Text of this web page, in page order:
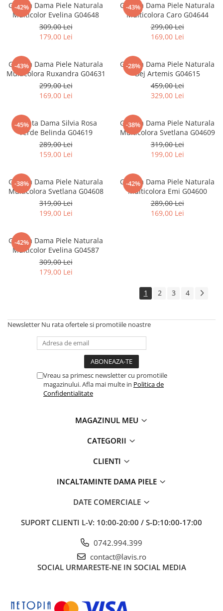
-42%
Geanta Dama Piele Naturala
Multicolor Evelina G04648
309,00 Lei
179,00 Lei
-43%
Geanta Dama Piele Naturala
Multicolora Caro G04644
299,00 Lei
169,00 Lei
-43%
Geanta Dama Piele Naturala
Multicolora Ruxandra G04631
299,00 Lei
169,00 Lei
-28%
Geanta Dama Piele Naturala
Bej Artemis G04615
459,00 Lei
329,00 Lei
-45%
Geanta Dama Silvia Rosa
Verde Belinda G04619
289,00 Lei
159,00 Lei
-38%
Geanta Dama Piele Naturala
Multicolora Svetlana G04609
319,00 Lei
199,00 Lei
-38%
Geanta Dama Piele Naturala
Multicolora Svetlana G04608
319,00 Lei
199,00 Lei
-42%
Geanta Dama Piele Naturala
Multicolora Emi G04600
289,00 Lei
169,00 Lei
-42%
Geanta Dama Piele Naturala
Multicolor Evelina G04587
309,00 Lei
179,00 Lei
1 2 3 4
Newsletter Nu rata ofertele si promotiile noastre
Vreau sa primesc newsletter cu promotiile
magazinului. Afla mai multe in Politica de
Confidentialitate
MAGAZINUL MEU
CATEGORII
CLIENTI
INCALTAMINTE DAMA PIELE
DATE COMERCIALE
SUPORT CLIENTI L-V: 10:00-20:00 / S-D:10:00-17:00
0742.994.399
contact@lavis.ro
SOCIAL URMARESTE-NE IN SOCIAL MEDIA